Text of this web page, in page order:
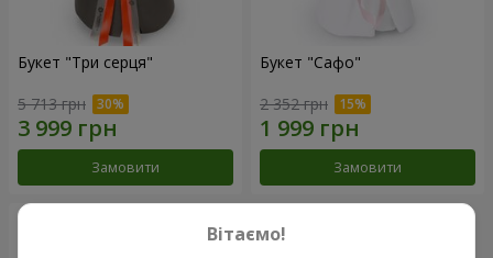
Букет "Три серця"
5 713 грн
Замовити
Букет "Сафо"
2 352 грн
Замовити
Вітаємо!